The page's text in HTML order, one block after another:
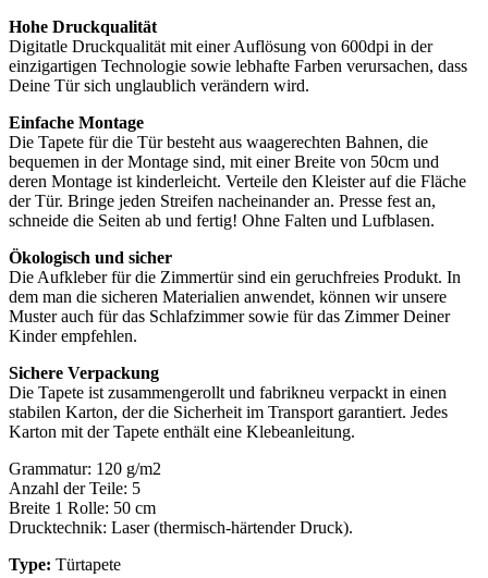
Hohe Druckqualität
Digitatle Druckqualität mit einer Auflösung von 600dpi in der
einzigartigen Technologie sowie lebhafte Farben verursachen, dass
Deine Tür sich unglaublich verändern wird.
Einfache Montage
Die Tapete für die Tür besteht aus waagerechten Bahnen, die
bequemen in der Montage sind, mit einer Breite von 50cm und
deren Montage ist kinderleicht. Verteile den Kleister auf die Fläche
der Tür. Bringe jeden Streifen nacheinander an. Presse fest an,
schneide die Seiten ab und fertig! Ohne Falten und Lufblasen.
Ökologisch und sicher
Die Aufkleber für die Zimmertür sind ein geruchfreies Produkt. In
dem man die sicheren Materialien anwendet, können wir unsere
Muster auch für das Schlafzimmer sowie für das Zimmer Deiner
Kinder empfehlen.
Sichere Verpackung
Die Tapete ist zusammengerollt und fabrikneu verpackt in einen
stabilen Karton, der die Sicherheit im Transport garantiert. Jedes
Karton mit der Tapete enthält eine Klebeanleitung.
Grammatur: 120 g/m2
Anzahl der Teile: 5
Breite 1 Rolle: 50 cm
Drucktechnik: Laser (thermisch-härtender Druck).
Type: Türtapete